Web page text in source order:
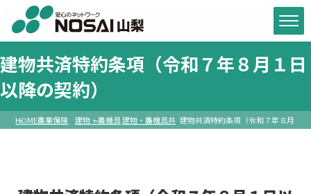
建物共済特約条項（令和７年８月１日
以降の契約）
HOME農業保険
建物・農機具建物・農機具共 建物共済特約条項（令和７年８月